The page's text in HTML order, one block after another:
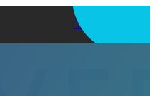
アプリを使う